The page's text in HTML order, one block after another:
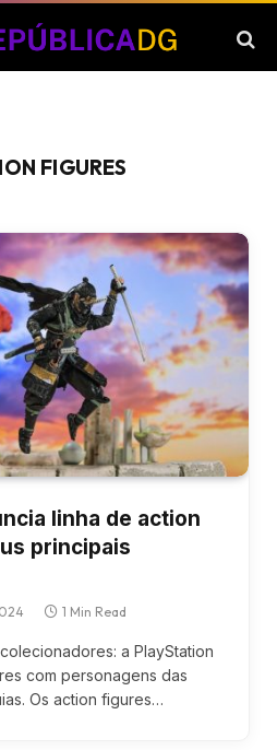
FIGURES
linha de action
principais
1 Min Read
a PlayStation
com personagens das
Os action figures…